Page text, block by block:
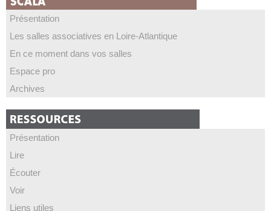
Présentation
Les salles associatives en Loire-Atlantique
En ce moment dans vos salles
Espace pro
Archives
Présentation
Lire
Écouter
Voir
Liens utiles